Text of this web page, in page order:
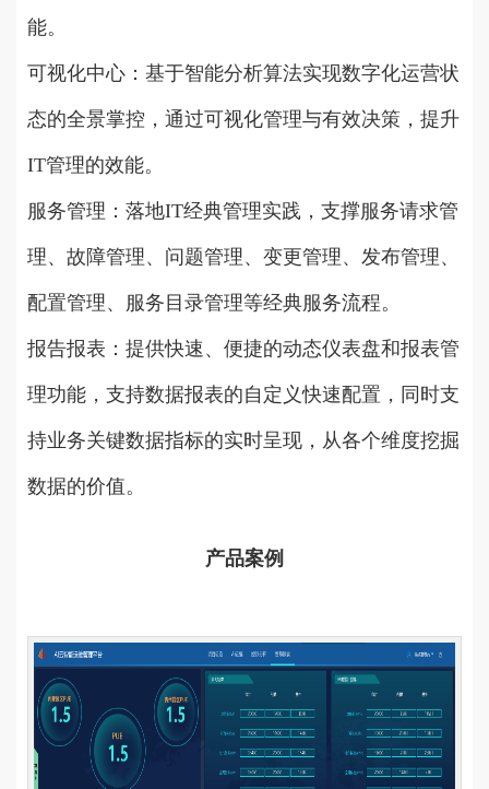
能。
可视化中心：基于智能分析算法实现数字化运营状
态的全景掌控，通过可视化管理与有效决策，提升
IT管理的效能。
服务管理：落地IT经典管理实践，支撑服务请求管
理、故障管理、问题管理、变更管理、发布管理、
配置管理、服务目录管理等经典服务流程。
报告报表：提供快速、便捷的动态仪表盘和报表管
理功能，支持数据报表的自定义快速配置，同时支
持业务关键数据指标的实时呈现，从各个维度挖掘
数据的价值。
产品案例